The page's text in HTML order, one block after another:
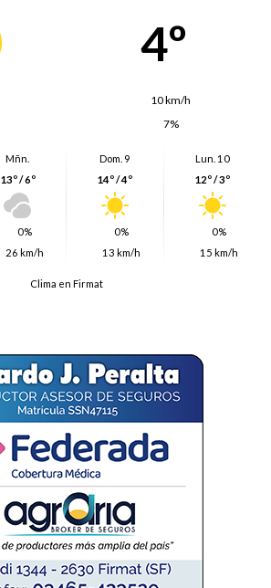
4º
10 km/h
7%
Mñn.
13º / 6º
0%
26 km/h
Dom. 9
14º / 4º
0%
13 km/h
Lun. 10
12º / 3º
0%
15 km/h
Clima en Firmat